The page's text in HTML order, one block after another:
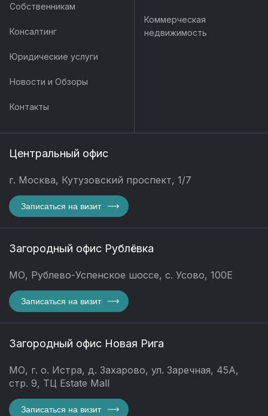
Собственникам
Консалтинг
Юридические услуги
Новости и Обзоры
Контакты
Коммерческая
недвижимость
Центральный офис
г. Москва, Кутузовский проспект, 1/7
Записаться на визит
Загородный офис Рублёвка
МО, Рублево-Успенское шоссе, с. Усово, 100Е
Записаться на визит
Загородный офис Новая Рига
МО, г. о. Истра, д. Захарово, ул. Заречная, 45А,
стр. 9, ТЦ Estate Mall
Записаться на визит